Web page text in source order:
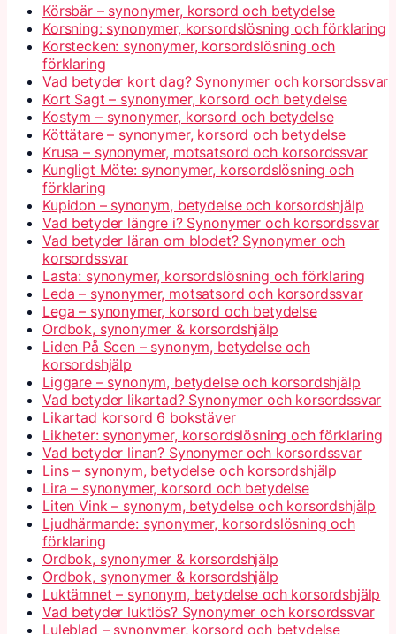
Körsbär – synonymer, korsord och betydelse
Korsning: synonymer, korsordslösning och förklaring
Korstecken: synonymer, korsordslösning och
förklaring
Vad betyder kort dag? Synonymer och korsordssvar
Kort Sagt – synonymer, korsord och betydelse
Kostym – synonymer, korsord och betydelse
Köttätare – synonymer, korsord och betydelse
Krusa – synonymer, motsatsord och korsordssvar
Kungligt Möte: synonymer, korsordslösning och
förklaring
Kupidon – synonym, betydelse och korsordshjälp
Vad betyder längre i? Synonymer och korsordssvar
Vad betyder läran om blodet? Synonymer och
korsordssvar
Lasta: synonymer, korsordslösning och förklaring
Leda – synonymer, motsatsord och korsordssvar
Lega – synonymer, korsord och betydelse
Ordbok, synonymer & korsordshjälp
Liden På Scen – synonym, betydelse och
korsordshjälp
Liggare – synonym, betydelse och korsordshjälp
Vad betyder likartad? Synonymer och korsordssvar
Likartad korsord 6 bokstäver
Likheter: synonymer, korsordslösning och förklaring
Vad betyder linan? Synonymer och korsordssvar
Lins – synonym, betydelse och korsordshjälp
Lira – synonymer, korsord och betydelse
Liten Vink – synonym, betydelse och korsordshjälp
Ljudhärmande: synonymer, korsordslösning och
förklaring
Ordbok, synonymer & korsordshjälp
Ordbok, synonymer & korsordshjälp
Luktämnet – synonym, betydelse och korsordshjälp
Vad betyder luktlös? Synonymer och korsordssvar
Luleblad – synonymer, korsord och betydelse